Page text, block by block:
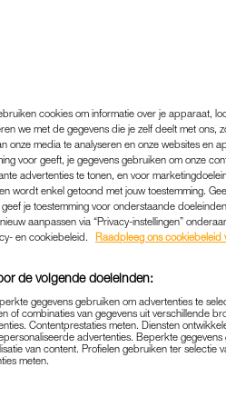
HET OM
|113 MET SOFIE
VAN ASPEREN VERVENNE
voor als door een
den Enk uit wat
cookies om informatie over je apparaat,
we met de gegevens die je zelf deelt met ons,
onze media te analyseren en onze websites en
voor geeft, je gegevens gebruiken om onze
advertenties te tonen, en voor
wordt enkel getoond met jouw toestemming.
je toestemming voor onderstaande
aanpassen via “Privacy-instellingen”
en cookiebeleid.
Raadpleeg ons cookiebeleid
de volgende doeleinden:
gegevens gebruiken om advertenties te
of combinaties van gegevens uit verschillende
Contentprestaties meten. Diensten
advertenties. Beperkte
van content. Profielen gebruiken ter selectie
meten.